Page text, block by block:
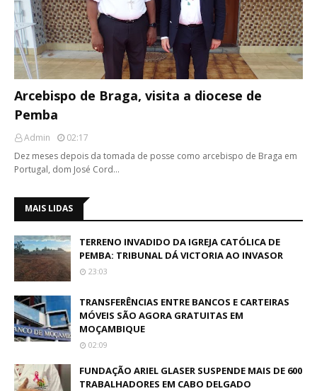
Arcebispo de Braga, visita a diocese de
Pemba
Admin
02:17
Dez meses depois da tomada de posse como arcebispo de Braga em
Portugal, dom José Cord…
MAIS LIDAS
TERRENO INVADIDO DA IGREJA CATÓLICA DE
PEMBA: TRIBUNAL DÁ VICTORIA AO INVASOR
23:03
TRANSFERÊNCIAS ENTRE BANCOS E CARTEIRAS
MÓVEIS SÃO AGORA GRATUITAS EM
MOÇAMBIQUE
02:09
FUNDAÇÃO ARIEL GLASER SUSPENDE MAIS DE 600
TRABALHADORES EM CABO DELGADO